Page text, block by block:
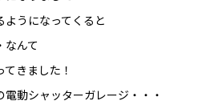
ようになってくると
なんて
きました！
動シャッターガレージ・・・